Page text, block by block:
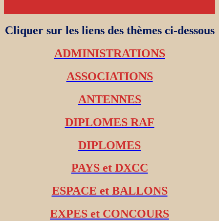
Cliquer sur les liens des thèmes ci-dessous
ADMINISTRATIONS
ASSOCIATIONS
ANTENNES
DIPLOMES RAF
DIPLOMES
PAYS et DXCC
ESPACE et BALLONS
EXPES et CONCOURS